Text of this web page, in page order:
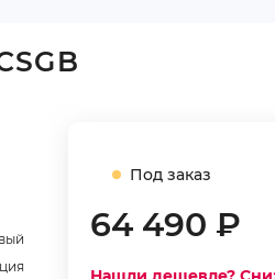
Под заказ
64 490 ₽